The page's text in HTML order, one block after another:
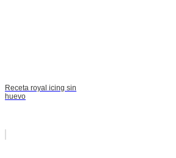
Receta royal icing sin
huevo